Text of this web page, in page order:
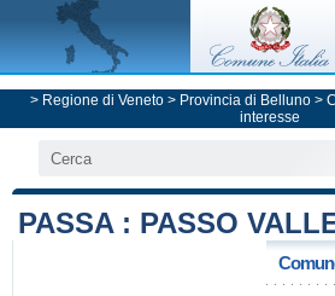
> Regione di Veneto > Provincia di Belluno >
interesse
PASSA : PASSO